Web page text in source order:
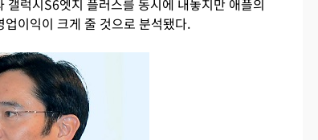
럭시S6엣지 플러스를 동시에 내놓지만 애플의
이익이 크게 줄 것으로 분석됐다.